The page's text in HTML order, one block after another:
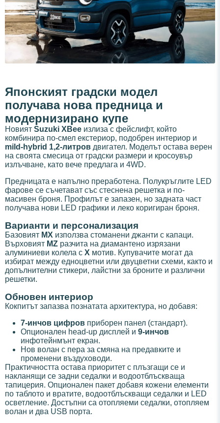
Японският градски модел
получава нова предница и
модернизирано купе
Новият Suzuki XBee излиза с фейслифт, който
комбинира по-смел екстериор, подобрен интериор и
mild-hybrid 1,2-литров двигател. Моделът остава верен
на своята смесица от градски размери и кросоувър
излъчване, като вече предлага и 4WD.
Предницата е напълно преработена. Полукръглите LED
фарове се съчетават със стеснена решетка и по-
масивен броня. Профилът е запазен, но задната част
получава нови LED графики и леко коригиран броня.
Варианти и персонализация
Базовият MX използва стоманени джанти с капаци.
Върховият MZ разчита на диамантено изрязани
алуминиеви колела с X мотив. Купувачите могат да
избират между едноцветни или двуцветни схеми, както и
допълнителни стикери, лайстни за броните и различни
решетки.
Обновен интериор
Кокпитът запазва познатата архитектура, но добавя:
7-инчов цифров приборен панел (стандарт).
Опционален head-up дисплей и 9-инчов
инфотейнмънт екран.
Нов волан с пера за смяна на предавките и
променени въздуховоди.
Практичността остава приоритет с плъзгащи се и
накланящи се задни седалки и водоотблъскваща
тапицерия. Опционален пакет добавя кожени елементи
по таблото и вратите, водоотблъскващи седалки и LED
осветление. Достъпни са отопляеми седалки, отопляем
волан и два USB порта.